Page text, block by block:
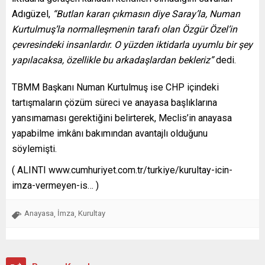
Adıgüzel, “Butlan kararı çıkmasın diye Saray’la, Numan
Kurtulmuş’la normalleşmenin tarafı olan Özgür Özel’in
çevresindeki insanlardır. O yüzden iktidarla uyumlu bir şey
yapılacaksa, özellikle bu arkadaşlardan bekleriz”dedi.
TBMM Başkanı Numan Kurtulmuş ise CHP içindeki
tartışmaların çözüm süreci ve anayasa başlıklarına
yansımaması gerektiğini belirterek, Meclis’in anayasa
yapabilme imkânı bakımından avantajlı olduğunu
söylemişti.
( ALINTI www.cumhuriyet.com.tr/turkiye/kurultay-icin-
imza-vermeyen-is… )
Anayasa İmza Kurultay